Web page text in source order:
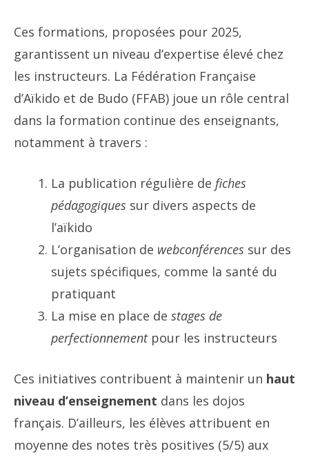
Ces formations, proposées pour 2025,
garantissent un niveau d’expertise élevé chez
les instructeurs. La Fédération Française
d’Aïkido et de Budo (FFAB) joue un rôle central
dans la formation continue des enseignants,
notamment à travers :
La publication régulière de fiches
pédagogiques sur divers aspects de
l’aïkido
L’organisation de webconférences sur des
sujets spécifiques, comme la santé du
pratiquant
La mise en place de stages de
perfectionnementpour les instructeurs
Ces initiatives contribuent à maintenir un haut
niveau d’enseignement dans les dojos
français. D’ailleurs, les élèves attribuent en
moyenne des notes très positives (5/5) aux